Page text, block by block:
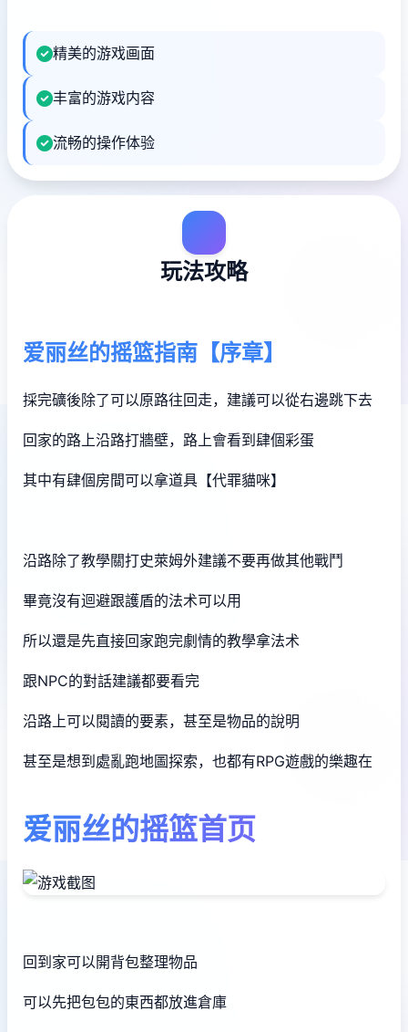
精美的游戏画面
丰富的游戏内容
流畅的操作体验
玩法攻略
爱丽丝的摇篮指南【序章】
採完礦後除了可以原路往回走，建議可以從右邊跳下去
回家的路上沿路打牆壁，路上會看到肆個彩蛋
其中有肆個房間可以拿道具【代罪貓咪】
沿路除了教學關打史萊姆外建議不要再做其他戰鬥
畢竟沒有迴避跟護盾的法术可以用
所以還是先直接回家跑完劇情的教學拿法术
跟NPC的對話建議都要看完
沿路上可以閱讀的要素，甚至是物品的說明
甚至是想到處亂跑地圖探索，也都有RPG遊戲的樂趣在
爱丽丝的摇篮首页
回到家可以開背包整理物品
可以先把包包的東西都放進倉庫